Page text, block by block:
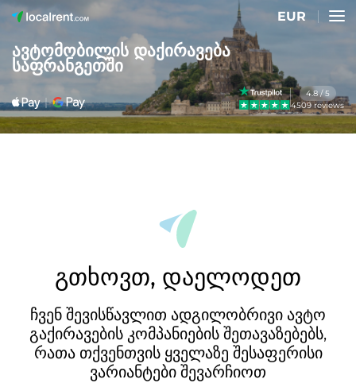
EUR
ავტომობილის დაქირავება
საფრანგეთში
4.8 / 5
4509 reviews
გთხოვთ, დაელოდეთ
ჩვენ შევისწავლით ადგილობრივი ავტო
გაქირავების კომპანიების შეთავაზებებს,
რათა თქვენთვის ყველაზე შესაფერისი
ვარიანტები შევარჩიოთ